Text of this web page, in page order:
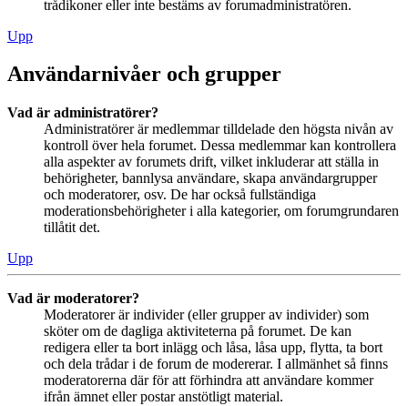
trådikoner eller inte bestäms av forumadministratören.
Upp
Användarnivåer och grupper
Vad är administratörer?
Administratörer är medlemmar tilldelade den högsta nivån av
kontroll över hela forumet. Dessa medlemmar kan kontrollera
alla aspekter av forumets drift, vilket inkluderar att ställa in
behörigheter, bannlysa användare, skapa användargrupper
och moderatorer, osv. De har också fullständiga
moderationsbehörigheter i alla kategorier, om forumgrundaren
tillåtit det.
Upp
Vad är moderatorer?
Moderatorer är individer (eller grupper av individer) som
sköter om de dagliga aktiviteterna på forumet. De kan
redigera eller ta bort inlägg och låsa, låsa upp, flytta, ta bort
och dela trådar i de forum de modererar. I allmänhet så finns
moderatorerna där för att förhindra att användare kommer
ifrån ämnet eller postar anstötligt material.